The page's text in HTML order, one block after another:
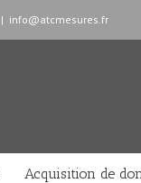
| info@atcmesures.fr
Acquisition de